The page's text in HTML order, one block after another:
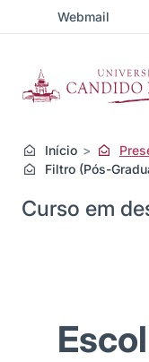
Webmail
Início
Filtro (Pós-
Curso em